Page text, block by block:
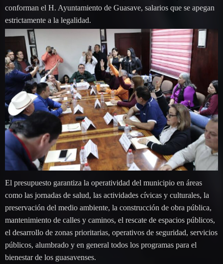
conforman el H. Ayuntamiento de Guasave, salarios que se apegan
estrictamente a la legalidad.
El presupuesto garantiza la operatividad del municipio en áreas
como las jornadas de salud, las actividades cívicas y culturales, la
preservación del medio ambiente, la construcción de obra pública,
mantenimiento de calles y caminos, el rescate de espacios públicos,
el desarrollo de zonas prioritarias, operativos de seguridad, servicios
públicos, alumbrado y en general todos los programas para el
bienestar de los guasavenses.